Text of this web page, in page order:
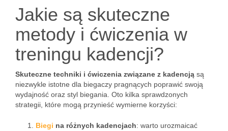
Jakie są skuteczne
metody i ćwiczenia w
treningu kadencji?
Skuteczne techniki i ćwiczenia związane z kadencją są
niezwykle istotne dla biegaczy pragnących poprawić swoją
wydajność oraz styl biegania. Oto kilka sprawdzonych
strategii, które mogą przynieść wymierne korzyści:
Biegi na różnych kadencjach: warto urozmaicać